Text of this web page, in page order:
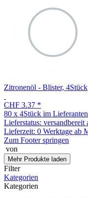
Zitronenöl - Blister, 4Stück
CHF 3.37 *
80 x 4Stück im
Lieferstatus:
Lieferzeit: 0 Werktage ab
Zum Footer springen
von
Mehr Produkte laden
Filter
Kategorien
Kategorien